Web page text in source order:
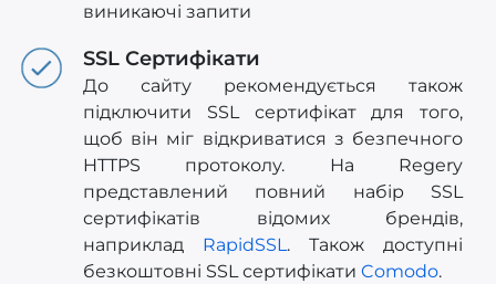
виникаючі запити
SSL Сертифікати
До сайту рекомендується також
підключити SSL сертифікат для того,
щоб він міг відкриватися з безпечного
HTTPS протоколу. На Regery
представлений повний набір SSL
сертифікатів відомих брендів,
наприклад RapidSSL. Також доступні
безкоштовні SSL сертифікати Comodo.